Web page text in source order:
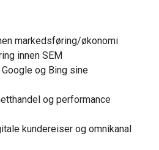
markedsføring/økonomi
innen SEM
og Bing sine
og performance
kundereiser og omnikanal